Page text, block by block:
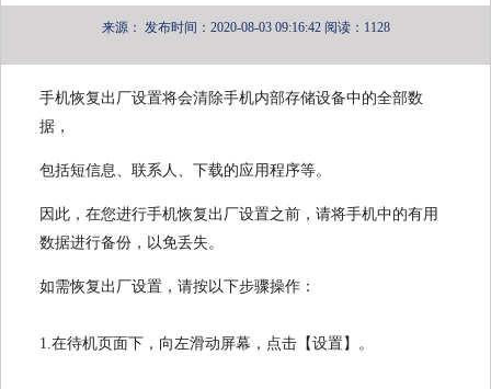
来源： 发布时间：2020-08-03 09:16:42 阅读：1128
手机恢复出厂设置将会清除手机内部存储设备中的全部数
据，
包括短信息、联系人、下载的应用程序等。
因此，在您进行手机恢复出厂设置之前，请将手机中的有用
数据进行备份，以免丢失。
如需恢复出厂设置，请按以下步骤操作：
1.在待机页面下，向左滑动屏幕，点击【设置】。